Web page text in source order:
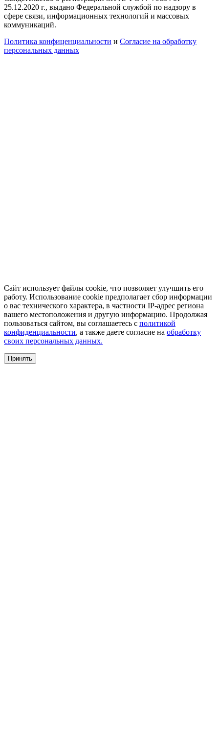
25.12.2020 г., выдано Федеральной службой по надзору в
сфере связи, информационных технологий и массовых
коммуникаций.
Политика конфиценциальности и Согласие на обработку
персональных данных
Сайт использует файлы cookie, что позволяет улучшить его
работу. Использование cookie предполагает сбор информации
о вас технического характера, в частности IP-адрес региона
вашего местоположения и другую информацию. Продолжая
пользоваться сайтом, вы соглашаетесь с политикой
конфиденциальности, а также даете согласие на обработку
своих персональных данных.
Принять